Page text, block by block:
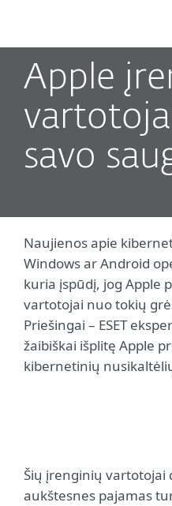
Apple
savo
Naujienos apie
Windows ar Android
kuria įspūdį, jog Apple
vartotojai nuo tokių
Priešingai – ESET
žaibiškai išplitę Apple
kibernetinių
Šių įrenginių vartotojai
aukštesnes pajamas